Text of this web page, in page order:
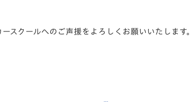
スクールへのご声援をよろしくお願いいたします。